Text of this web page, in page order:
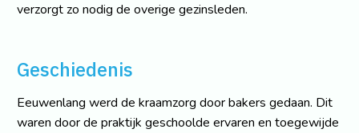
verzorgt zo nodig de overige gezinsleden.
Geschiedenis
Eeuwenlang werd de kraamzorg door bakers gedaan. Dit
waren door de praktijk geschoolde ervaren en toegewijde